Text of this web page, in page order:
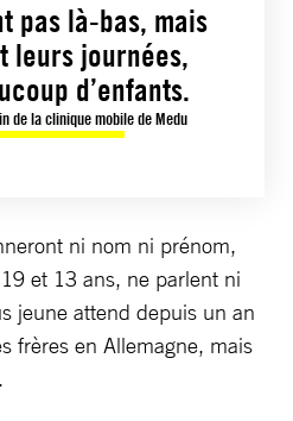
pas là-bas, mais
leurs journées,
d’enfants.
de la clinique mobile de Medu
ni nom ni prénom,
et 13 ans, ne parlent ni
jeune attend depuis un an
frères en Allemagne, mais